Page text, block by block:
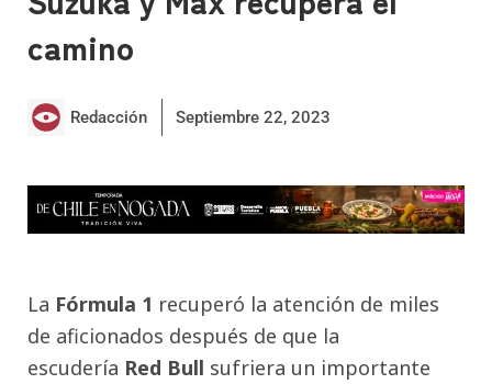
camino
Redacción Septiembre 22, 2023
La Fórmula 1 recuperó la atención de miles
de aficionados después de que la
escudería Red Bull sufriera un importante